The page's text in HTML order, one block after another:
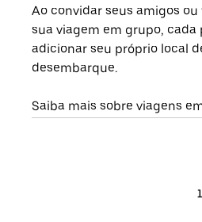
Ao convidar seus amigos
sua viagem em grupo, cada
adicionar seu próprio local
desembarque.
Saiba mais sobre viagens